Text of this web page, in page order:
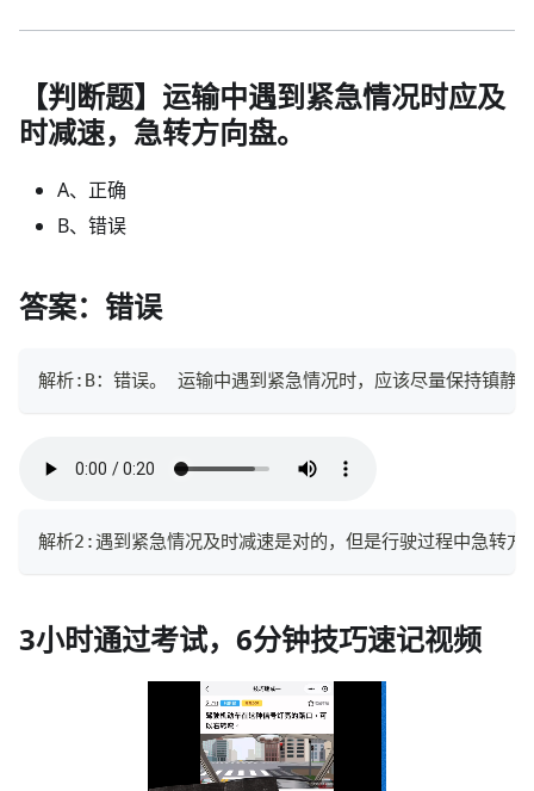
【判断题】运输中遇到紧急情况时应及
时减速，急转方向盘。
A、正确
B、错误
答案：错误
解析:B：错误。 运输中遇到紧急情况时，应该尽量保持镇静
解析2:遇到紧急情况及时减速是对的，但是行驶过程中急转
3小时通过考试，6分钟技巧速记视频